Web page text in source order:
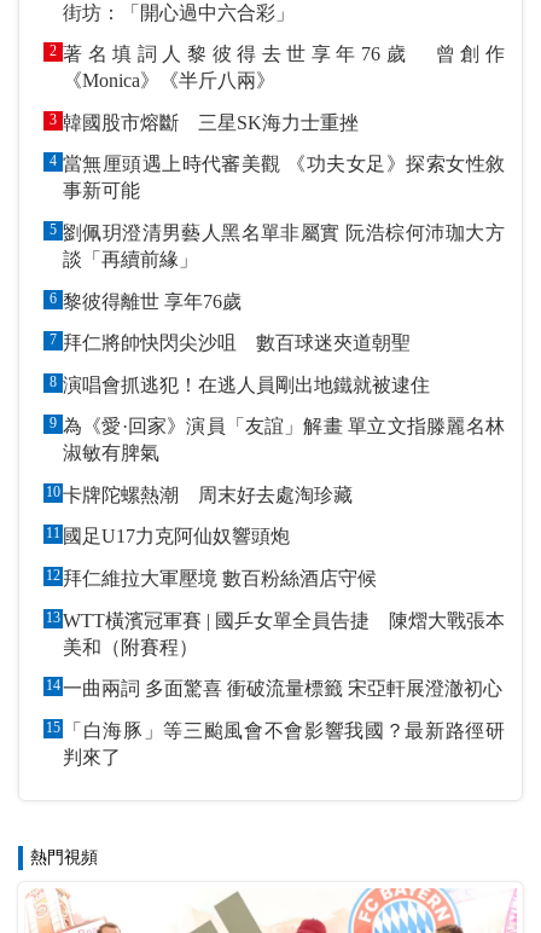
街坊：「開心過中六合彩」
2 著名填詞人黎彼得去世享年76歲 曾創作
《Monica》《半斤八兩》
3 韓國股市熔斷 三星SK海力士重挫
4 當無厘頭遇上時代審美觀 《功夫女足》探索女性敘
事新可能
5 劉佩玥澄清男藝人黑名單非屬實 阮浩棕何沛珈大方
談「再續前緣」
6 黎彼得離世 享年76歲
7 拜仁將帥快閃尖沙咀 數百球迷夾道朝聖
8 演唱會抓逃犯！在逃人員剛出地鐵就被逮住
9 為《愛·回家》演員「友誼」解畫 單立文指滕麗名林
淑敏有脾氣
10卡牌陀螺熱潮 周末好去處淘珍藏
11 國足U17力克阿仙奴響頭炮
12 拜仁維拉大軍壓境 數百粉絲酒店守候
13WTT橫濱冠軍賽 | 國乒女單全員告捷 陳熠大戰張本
美和（附賽程）
14 一曲兩詞 多面驚喜 衝破流量標籤 宋亞軒展澄澈初心
15
「白海豚」等三颱風會不會影響我國？最新路徑研
判來了
熱門視頻